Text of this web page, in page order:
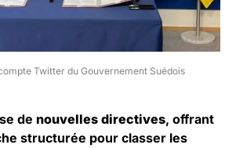
Twitter du Gouvernement Suédois
de nouvelles directives, offrant
structurée pour classer les